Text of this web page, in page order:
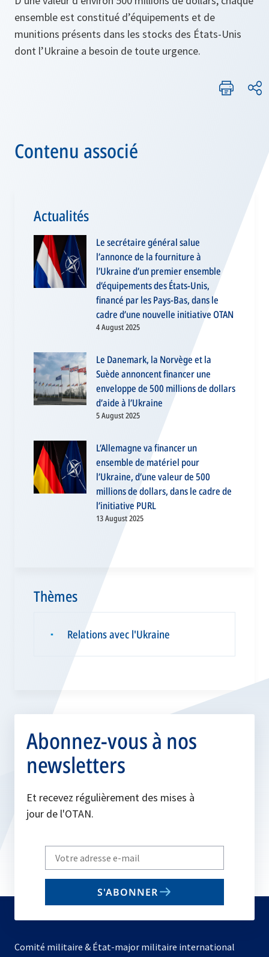
ensemble est constitué d’équipements et de
munitions présents dans les stocks des États-Unis
dont l’Ukraine a besoin de toute urgence.
Contenu associé
Actualités
Le secrétaire général salue
l’annonce de la fourniture à
l’Ukraine d’un premier ensemble
d’équipements des États-Unis,
financé par les Pays-Bas, dans le
cadre d’une nouvelle initiative OTAN
4 August 2025
Le Danemark, la Norvège et la
Suède annoncent financer une
enveloppe de 500 millions de dollars
d’aide à l’Ukraine
5 August 2025
L’Allemagne va financer un
ensemble de matériel pour
l’Ukraine, d’une valeur de 500
millions de dollars, dans le cadre de
l’initiative PURL
13 August 2025
Thèmes
▪ Relations avec l'Ukraine
Abonnez-vous à nos
newsletters
Et recevez régulièrement des mises à
jour de l'OTAN.
Write
your
email
S'ABONNER
Comité militaire & État-major militaire international